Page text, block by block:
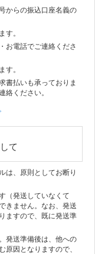
からの振込口座名義の
す。
お電話でご連絡くださ
す。
書払いも承っておりま
絡ください。
て
は、原則としてお断り
（発送していなくて
きません。なお、発送
ますので、既に発送準
発送準備後は、他への
原因となりますので、